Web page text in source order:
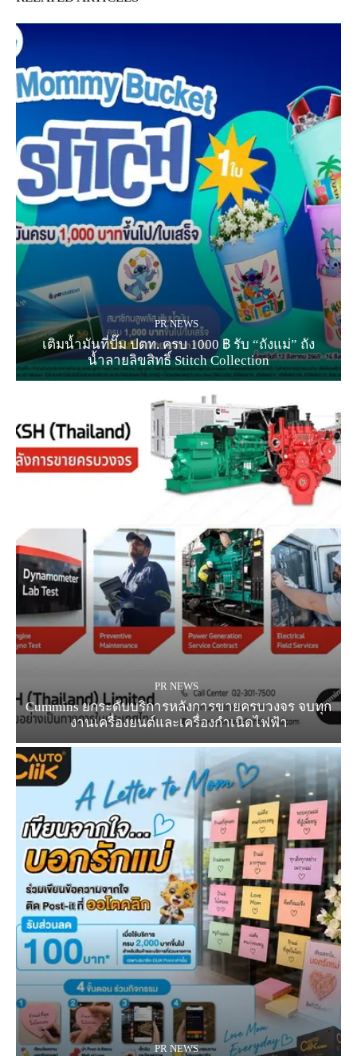
PR NEWS
เติมน้ำมันที่ปั๊ม ปตท. ครบ 1000 ฿ รับ “ถังแม่” ถัง
น้ำลายลิขสิทธิ์ Stitch Collection
PR NEWS
Cummins ยกระดับบริการหลังการขายครบวงจร จบทุก
งานเครื่องยนต์และเครื่องกำเนิดไฟฟ้า
PR NEWS